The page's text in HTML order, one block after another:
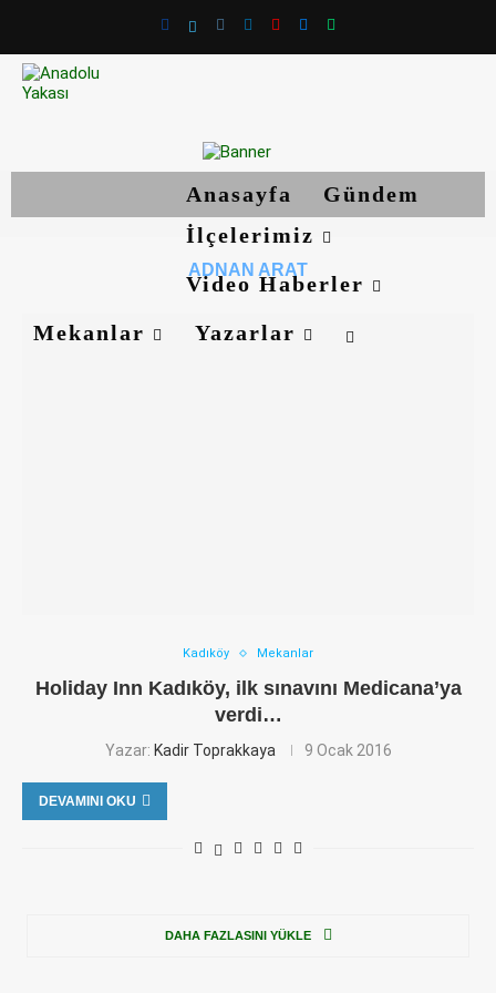
Anasayfa
Gündem
İlçelerimiz
Video Haberler
Mekanlar
Yazarlar
ADNAN ARAT
Kadıköy Mekanlar
Holiday Inn Kadıköy, ilk sınavını Medicana’ya
verdi…
Yazar: Kadir Toprakkaya 9 Ocak 2016
DEVAMINI OKU
DAHA FAZLASINI YÜKLE